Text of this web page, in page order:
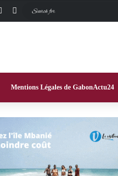
InstagramSwitch skin
Mentions Légales de GabonActu24